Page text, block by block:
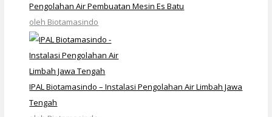
Pengolahan Air Pembuatan Mesin Es Batu
oleh Biotamasindo
IPAL Biotamasindo – Instalasi Pengolahan Air Limbah Jawa
Tengah